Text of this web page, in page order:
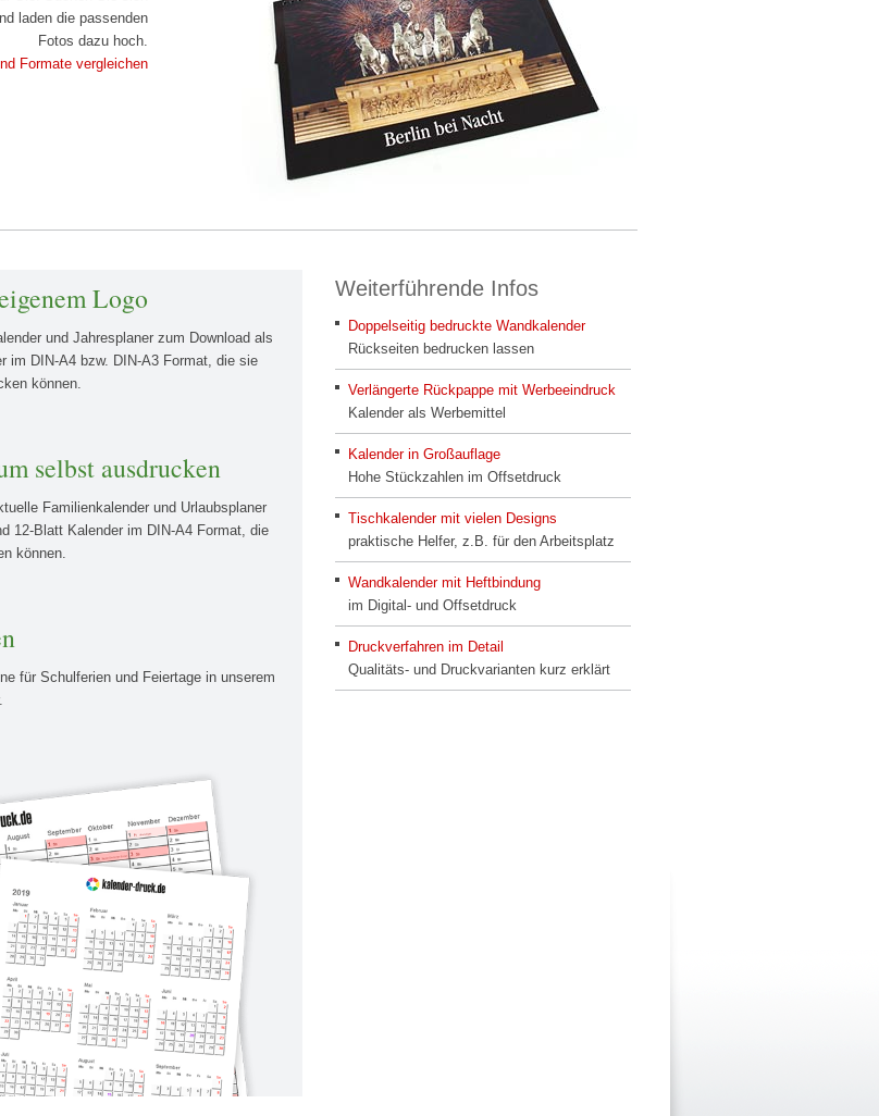
laden die passenden
Fotos dazu hoch.
Formate vergleichen
Logo
und Jahresplaner zum Download als
im DIN-A4 bzw. DIN-A3 Format, die sie
können.
selbst ausdrucken
Familienkalender und Urlaubsplaner
12-Blatt Kalender im DIN-A4 Format, die
können.
für Schulferien und Feiertage in unserem
Weiterführende Infos
Doppelseitig bedruckte Wandkalender
Rückseiten bedrucken lassen
Verlängerte Rückpappe mit Werbeeindruck
Kalender als Werbemittel
Kalender in Großauflage
Hohe Stückzahlen im Offsetdruck
Tischkalender mit vielen Designs
praktische Helfer, z.B. für den Arbeitsplatz
Wandkalender mit Heftbindung
im Digital- und Offsetdruck
Druckverfahren im Detail
Qualitäts- und Druckvarianten kurz erklärt